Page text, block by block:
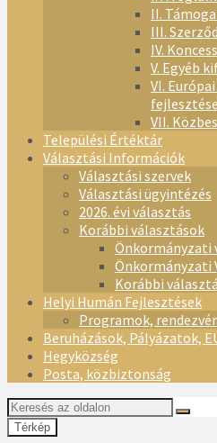
II.
III.
IV.
V. Egyéb
VI.
VII.
Települési Értéktár
Választási Információk
Választási szervek
Választási ügyintézés
2026. évi választás
Korábbi választások
Önkormányzati
Önkormányzati
Korábbi
Helyi Humán Fejlesztések
Programok,
Beruházások, Pályázatok,
Hegyközség
Posta, közbiztonság
Térkép